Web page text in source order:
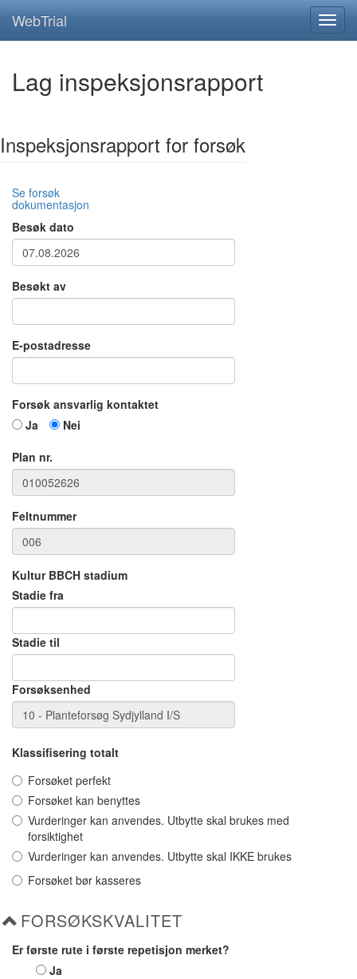
WebTrial
Lag inspeksjonsrapport
Inspeksjonsrapport for forsøk
Se forsøk
dokumentasjon
Besøk dato
Besøkt av
E-postadresse
Forsøk ansvarlig kontaktet
Ja
Nei
Plan nr.
Feltnummer
Kultur BBCH stadium
Stadie fra
Stadie til
Forsøksenhed
Klassifisering totalt
Forsøket perfekt
Forsøket kan benyttes
Vurderinger kan anvendes. Utbytte skal brukes med
forsiktighet
Vurderinger kan anvendes. Utbytte skal IKKE brukes
Forsøket bør kasseres
FORSØKSKVALITET
Er første rute i første repetisjon merket?
Ja